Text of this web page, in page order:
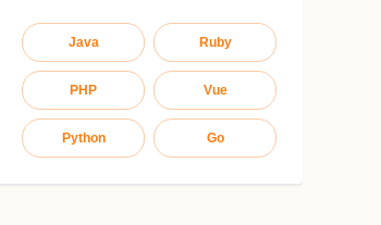
Java Ruby
PHP Vue
Python Go